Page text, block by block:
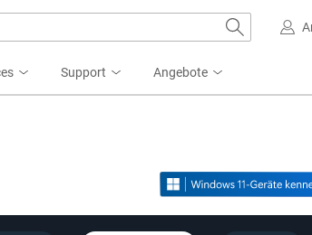
Support Angebote